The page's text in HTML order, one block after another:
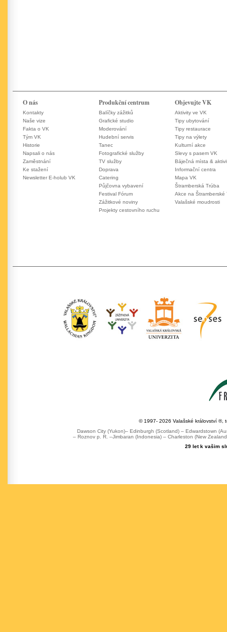
O nás
Kontakty
Naše vize
Fakta o VK
Tým VK
Historie
Napsali o nás
Zaměstnání
Ke stažení
Newsletter E-holub VK
Produkční centrum
Balíčky zážitků
Grafické studio
Moderování
Hudební servis
Tanec
Fotografické služby
TV služby
Doprava
Catering
Půjčovna vybavení
Festival Fórum
Zážitkové noviny
Projekty cestovního ruchu
Objevujte VK
Aktivity ve VK
Tipy ubytování
Tipy restaurace
Tipy na výlety
Kulturní akce
Slevy s pasem VK
Báječná místa &
Informační centra
Mapa VK
Štramberská Trúba
Akce na Štramberské
Valašské moudrosti
© 1997- 2026 Valašské království ®,
Dawson City (Yukon)– Edinburgh (Scotland) – Edwardstown
– Roznov p. R. –Jimbaran (Indonesia) – Charleston (New
29 let k vašim